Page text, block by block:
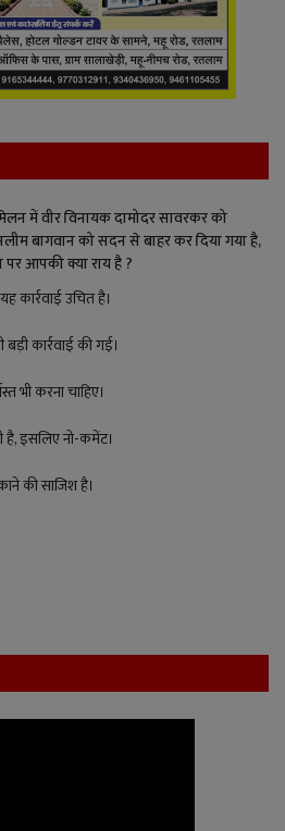
में वीर विनायक दामोदर सावरकर को
सलीम बागवान को सदन से बाहर कर दिया गया है,
पर आपकी क्या राय है ?
कार्रवाई उचित है।
कार्रवाई की गई।
भी करना चाहिए।
है, इसलिए नो-कमेंट।
की साजिश है।